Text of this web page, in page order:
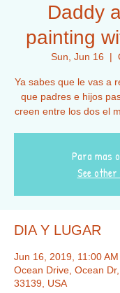
Daddy
painting
Sun, Jun 16
  |
Ya sabes que le vas a
que padres e hijos
creen entre los dos el
Para mas
See other
DIA Y LUGAR
Jun 16, 2019, 11:00
Ocean Drive, Ocean
33139, USA